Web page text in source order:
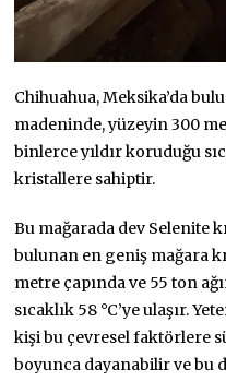
Chihuahua, Meksika’da
madeninde, yüzeyin 300
binlerce yıldır koruduğu
kristallere sahiptir.
Bu mağarada dev Selenite
bulunan en geniş mağara
metre çapında ve 55 ton
sıcaklık 58 °C’ye ulaşır.
kişi bu çevresel faktörlere
boyunca dayanabilir ve bu